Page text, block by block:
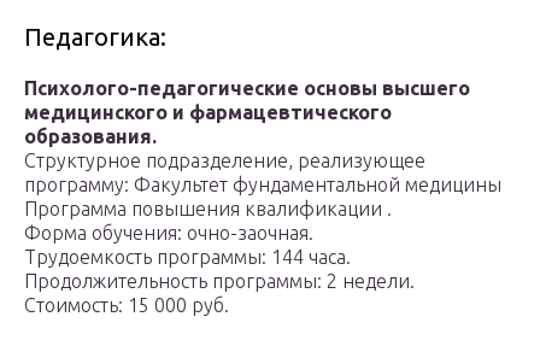
Педагогика:
Психолого-педагогические основы высшего
медицинского и фармацевтического
образования.
Структурное подразделение, реализующее
программу: Факультет фундаментальной медицины
Программа повышения квалификации .
Форма обучения: очно-заочная.
Трудоемкость программы: 144 часа.
Продолжительность программы: 2 недели.
Стоимость: 15 000 руб.